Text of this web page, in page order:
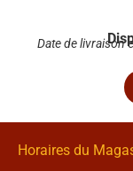
Date de livraison
Horaires du